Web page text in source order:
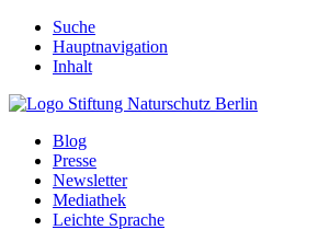
Suche
Hauptnavigation
Inhalt
Blog
Presse
Newsletter
Mediathek
Leichte Sprache